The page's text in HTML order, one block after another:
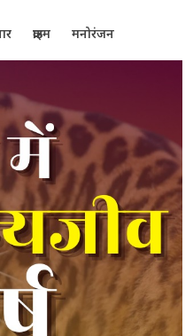
क्राइम मनोरंजन